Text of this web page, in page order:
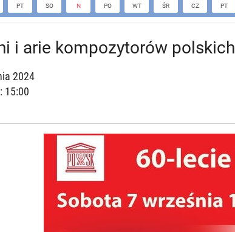
PT SO N PO WT ŚR CZ PT
i arie kompozytorów polskich
2024
15:00